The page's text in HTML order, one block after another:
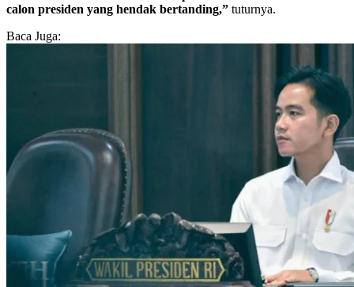
calon presiden yang hendak bertanding,” tuturnya.
Baca Juga: